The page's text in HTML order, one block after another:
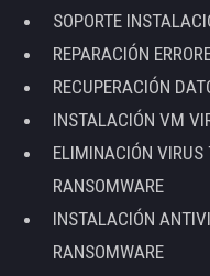
SOPORTE
REPARACIÓN
RECUPERACIÓN
INSTALACIÓN VM
ELIMINACIÓN VIRUS
RANSOMWARE
INSTALACIÓN
RANSOMWARE